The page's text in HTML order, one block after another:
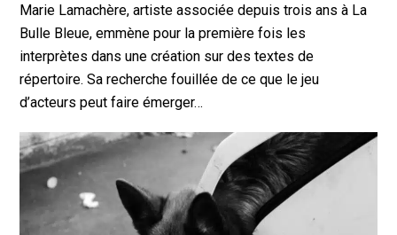
Marie Lamachère, artiste associée depuis trois ans à La
Bulle Bleue, emmène pour la première fois les
interprètes dans une création sur des textes de
répertoire. Sa recherche fouillée de ce que le jeu
d’acteurs peut faire émerger…